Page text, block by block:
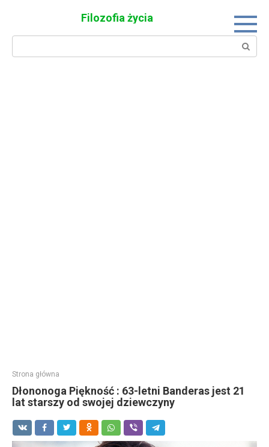
Filozofia życia
Search:
Strona główna
Dłononoga Piękność : 63-letni Banderas jest 21
lat starszy od swojej dziewczyny